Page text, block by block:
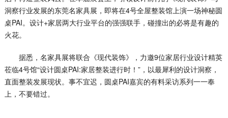
洞察行业发展的东莞名家具展，即将在4号全屋整装馆上演一场神秘圆
桌PAI。设计+家居两大行业平台的强强联手，碰撞出的必将是有趣的
火花。
据悉，名家具展将联合《现代装饰》，力邀9位家居行业设计精英
莅临4号馆“设计圆桌PAI:家居整装进行时！”，以最犀利的设计洞察，
直面整装发展现状。事不宜迟，圆桌PAI嘉宾的有料采访系列一一奉
上，不要错过。